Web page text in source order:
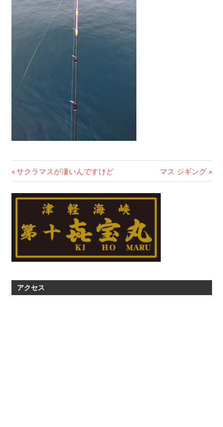
投
稿
ナ
ビ
ゲ
ー
シ
前
の
記
サクラマスが凄いんですけど
次
の
マス ジギング
アクセス